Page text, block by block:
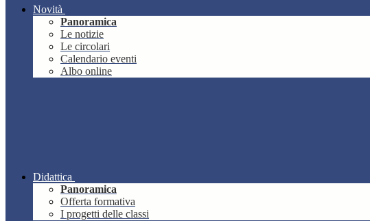
Novità
Panoramica
Le notizie
Le circolari
Calendario eventi
Albo online
Didattica
Panoramica
Offerta formativa
I progetti delle classi